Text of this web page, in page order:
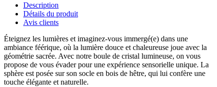
Description
Détails du produit
Avis clients
Éteignez les lumières et imaginez-vous immergé(e) dans une
ambiance féérique, où la lumière douce et chaleureuse joue avec la
géométrie sacrée. Avec notre boule de cristal lumineuse, on vous
propose de vous évader pour une expérience sensorielle unique. La
sphère est posée sur son socle en bois de hêtre, qui lui confère une
touche élégante et naturelle.